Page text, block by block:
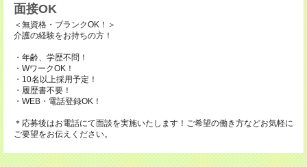
面接OK
＜無資格・ブランクOK！＞
介護の経験をお持ちの方！
・年齢、学歴不問！
・WワークOK！
・10名以上採用予定！
・履歴書不要！
・WEB・電話登録OK！
＊応募後はお電話にて面談を実施いたします！ご希望の働き方などお気軽に
ご要望をお伝えください。